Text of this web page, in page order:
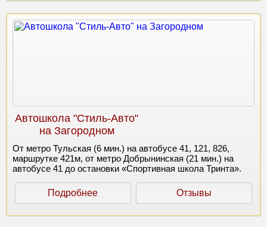
Автошкола "Стиль-Авто"
на Загородном
От метро Тульская (6 мин.) на автобусе 41, 121, 826,
маршрутке 421м, от метро Добрынинская (21 мин.) на
автобусе 41 до остановки «Спортивная школа Тринта».
Подробнее Отзывы